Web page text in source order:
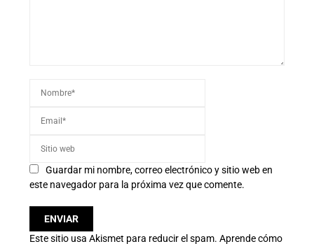
Guardar mi nombre, correo electrónico y sitio web en
este navegador para la próxima vez que comente.
Este sitio usa Akismet para reducir el spam. Aprende cómo